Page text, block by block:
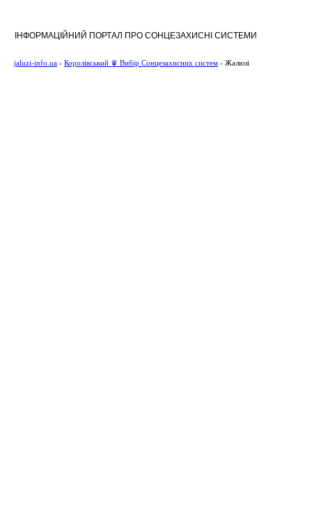
ІНФОРМАЦІЙНИЙ ПОРТАЛ ПРО СОНЦЕЗАХИСНІ СИСТЕМИ
jaluzi-info.ua › Королівський ♛ Вибір Сонцезахисних систем › Жалюзі